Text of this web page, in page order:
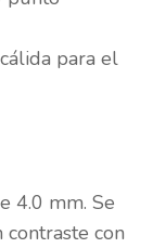
para el
4.0 mm. Se
con